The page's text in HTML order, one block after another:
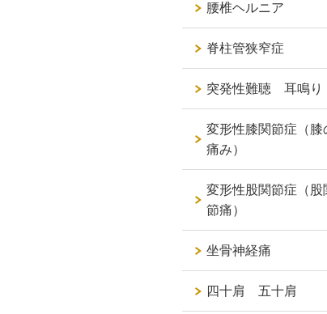
腰椎ヘルニア
脊柱管狭窄症
突発性難聴 耳鳴
変形性膝関節症（膝
痛み）
変形性股関節症（股
節痛）
坐骨神経痛
四十肩 五十肩